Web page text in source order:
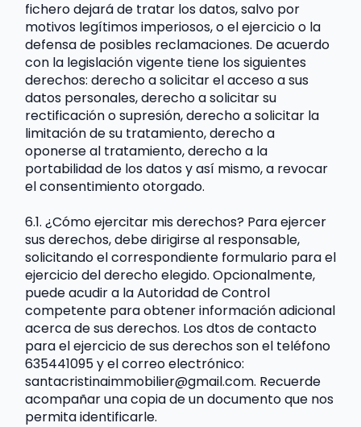
fichero dejará de tratar los datos, salvo por
motivos legítimos imperiosos, o el ejercicio o la
defensa de posibles reclamaciones. De acuerdo
con la legislación vigente tiene los siguientes
derechos: derecho a solicitar el acceso a sus
datos personales, derecho a solicitar su
rectificación o supresión, derecho a solicitar la
limitación de su tratamiento, derecho a
oponerse al tratamiento, derecho a la
portabilidad de los datos y así mismo, a revocar
el consentimiento otorgado.
6.1. ¿Cómo ejercitar mis derechos? Para ejercer
sus derechos, debe dirigirse al responsable,
solicitando el correspondiente formulario para el
ejercicio del derecho elegido. Opcionalmente,
puede acudir a la Autoridad de Control
competente para obtener información adicional
acerca de sus derechos. Los dtos de contacto
para el ejercicio de sus derechos son el teléfono
635441095 y el correo electrónico:
santacristinaimmobilier@gmail.com. Recuerde
acompañar una copia de un documento que nos
permita identificarle.